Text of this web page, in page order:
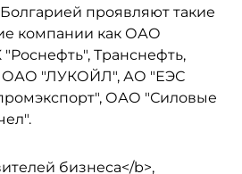
проявляют такие
компании как ОАО
Транснефть,
ОАО "ЛУКОЙЛ", АО "ЕЭС
ОАО "Силовые
бизнеса</b>,